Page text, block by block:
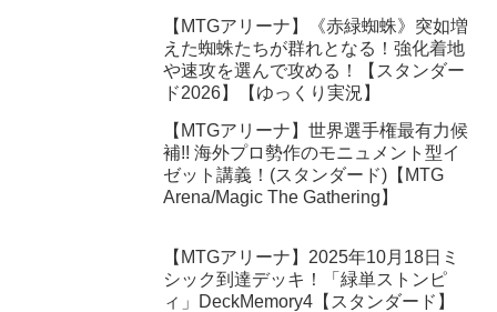
【MTGアリーナ】《赤緑蜘蛛》突如増
えた蜘蛛たちが群れとなる！強化着地
や速攻を選んで攻める！【スタンダー
ド2026】【ゆっくり実況】
【MTGアリーナ】世界選手権最有力候
補!! 海外プロ勢作のモニュメント型イ
ゼット講義！(スタンダード)【MTG
Arena/Magic The Gathering】
【MTGアリーナ】2025年10月18日ミ
シック到達デッキ！「緑単ストンピ
ィ」DeckMemory4【スタンダード】